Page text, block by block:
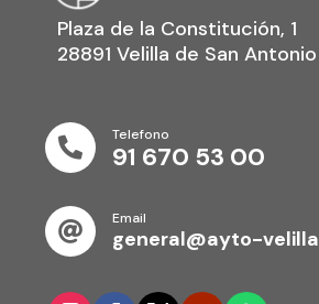
Plaza de la Constitución, 1
28891 Velilla de San

Telefono
91 670 53 00

Email
general@ayto-